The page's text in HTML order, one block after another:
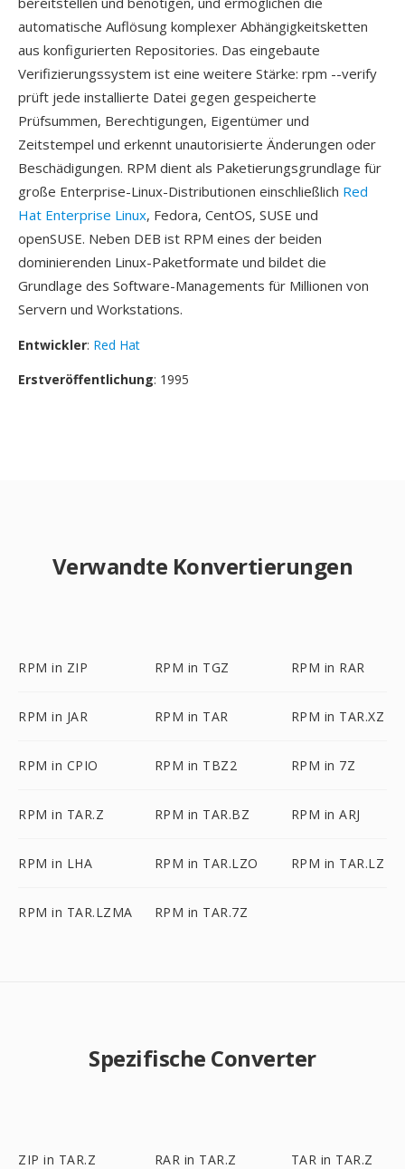
automatische Auflösung komplexer Abhängigkeitsketten
aus konfigurierten Repositories. Das eingebaute
Verifizierungssystem ist eine weitere Stärke: rpm --verify
prüft jede installierte Datei gegen gespeicherte
Prüfsummen, Berechtigungen, Eigentümer und
Zeitstempel und erkennt unautorisierte Änderungen oder
Beschädigungen. RPM dient als Paketierungsgrundlage für
große Enterprise-Linux-Distributionen einschließlich Red
Hat Enterprise Linux, Fedora, CentOS, SUSE und
openSUSE. Neben DEB ist RPM eines der beiden
dominierenden Linux-Paketformate und bildet die
Grundlage des Software-Managements für Millionen von
Servern und Workstations.
Entwickler: Red Hat
Erstveröffentlichung: 1995
Verwandte Konvertierungen
RPM in ZIP RPM in TGZ RPM in RAR
RPM in JAR RPM in TAR RPM in TAR.XZ
RPM in CPIO RPM in TBZ2 RPM in 7Z
RPM in TAR.Z RPM in TAR.BZ RPM in ARJ
RPM in LHA RPM in TAR.LZO RPM in TAR.LZ
RPM in TAR.LZMA RPM in TAR.7Z
Spezifische Converter
ZIP in TAR.Z RAR in TAR.Z TAR in TAR.Z